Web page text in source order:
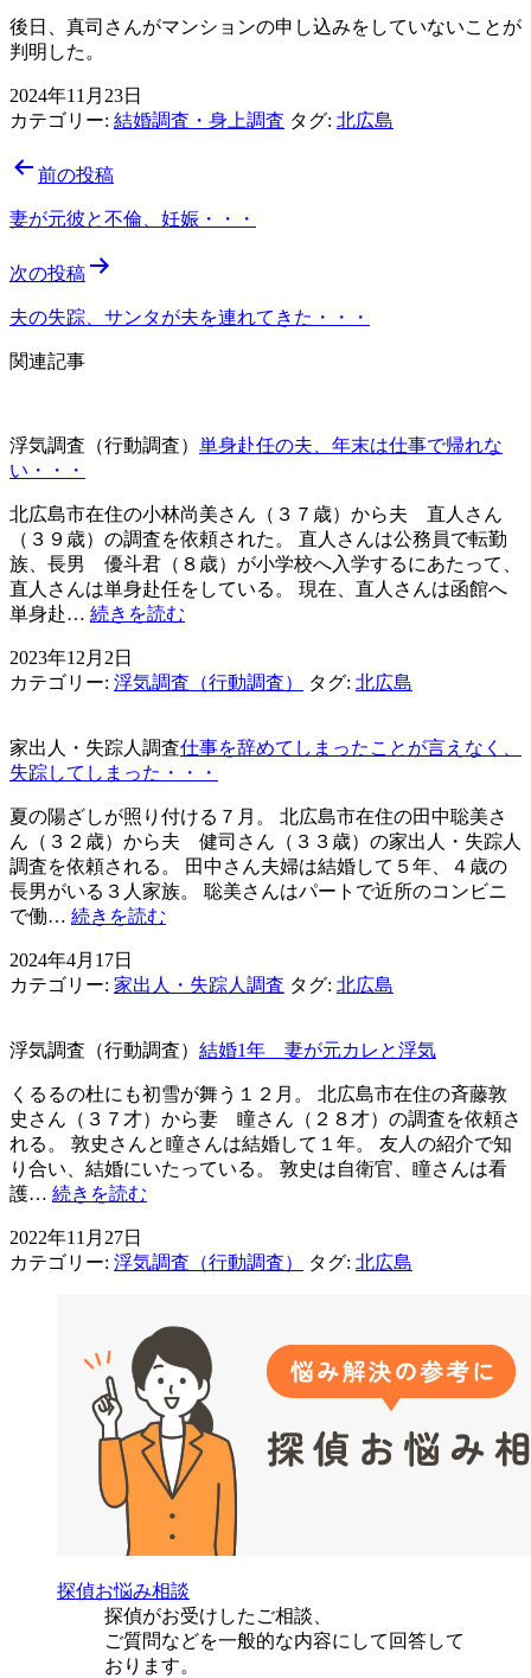
後日、真司さんがマンションの申し込みをしていないことが
判明した。
2024年11月23日
カテゴリー: 結婚調査・身上調査 タグ: 北広島
投
稿
ビ
ゲ
ー
ョ
ン
前の投稿
妻が元彼と不倫、妊娠・・・
次の投稿
夫の失踪、サンタが夫を連れてきた・・・
関連記事
浮気調査（行動調査） 単身赴任の夫、年末は仕事で帰れな
い・・・
北広島市在住の小林尚美さん（３７歳）から夫 直人さん
（３９歳）の調査を依頼された。 直人さんは公務員で転勤
族、長男 優斗君（８歳）が小学校へ入学するにあたって、
直人さんは単身赴任をしている。 現在、直人さんは函館へ
単身赴… 続きを読む
任
夫、
年
末
は
仕
事
い・・・
2023年12月2日
カテゴリー: 浮気調査（行動調査） タグ: 北広島
家出人・失踪人調査仕事を辞めてしまったことが言えなく、
失踪してしまった・・・
夏の陽ざしが照り付ける７月。 北広島市在住の田中聡美さ
ん（３２歳）から夫 健司さん（３３歳）の家出人・失踪人
調査を依頼される。 田中さん夫婦は結婚して５年、４歳の
長男がいる３人家族。 聡美さんはパートで近所のコンビニ
で働… 続きを読む
辞
て
し
ま
っ
た
こ
え
踪
し
て
し
ま
っ
た・・・
2024年4月17日
カテゴリー: 家出人・失踪人調査 タグ: 北広島
浮気調査（行動調査） 結婚1年 妻が元カレと浮気
くるるの杜にも初雪が舞う１２月。 北広島市在住の斉藤敦
史さん（３７才）から妻 瞳さん（２８才）の調査を依頼さ
れる。 敦史さんと瞳さんは結婚して１年。 友人の紹介で知
り合い、結婚にいたっている。 敦史は自衛官、瞳さんは看
護… 続きを読む
年
元
カ
レ
と
浮
気
2022年11月27日
カテゴリー: 浮気調査（行動調査） タグ: 北広島
探偵お悩み相談
探偵がお受けしたご相談、
ご質問などを一般的な内容にして回答して
おります。